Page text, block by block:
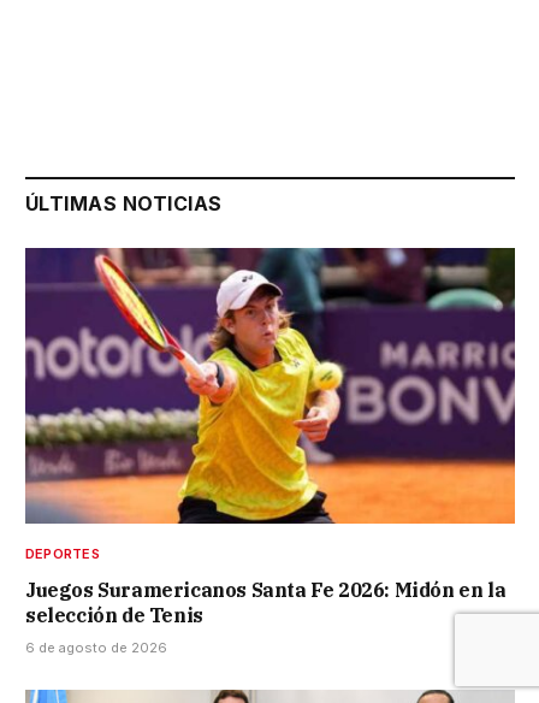
ÚLTIMAS NOTICIAS
DEPORTES
Juegos Suramericanos Santa Fe 2026: Midón en la
selección de Tenis
6 de agosto de 2026